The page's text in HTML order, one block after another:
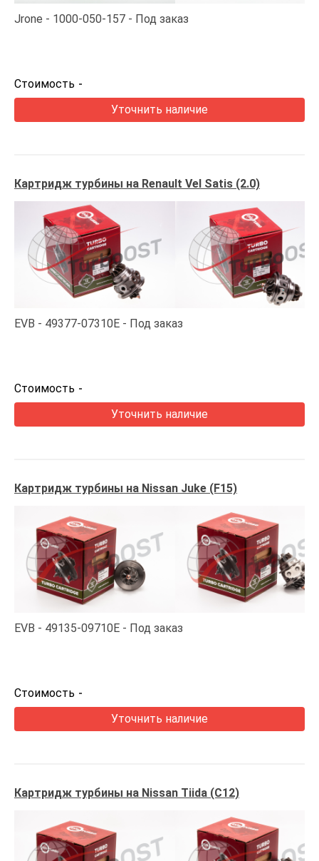
Jrone 1000-050-157 Под заказ
Стоимость -
Уточнить наличие
Картридж турбины на Renault Vel Satis (2.0)
EVB 49377-07310E Под заказ
Стоимость -
Уточнить наличие
Картридж турбины на Nissan Juke (F15)
EVB 49135-09710E Под заказ
Стоимость -
Уточнить наличие
Картридж турбины на Nissan Tiida (C12)